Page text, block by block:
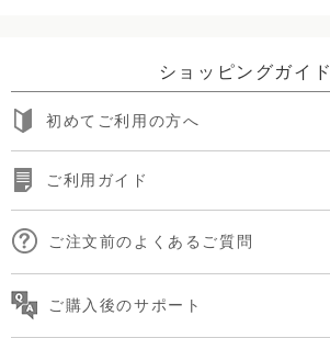
ショッピングガイド
初めてご利用の方へ
ご利用ガイド
ご注文前のよくあるご質問
ご購入後のサポート